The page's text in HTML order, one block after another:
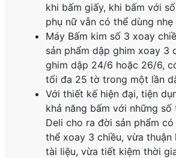
khi bấm giấy, khi bấm với
phụ nữ vẫn có thể dùng nhẹ
Máy Bấm kim số 3 xoay
sản phẩm dập ghim xoay 3
ghim dập 24/6 hoặc 26/6,
tối đa 25 tờ trong một lần
Với thiết kế hiện đại, tiện
khả năng bấm với những số
Deli cho ra đời sản phẩm
thể xoay 3 chiều, vừa
tài liệu, vừa tiết kiệm thời